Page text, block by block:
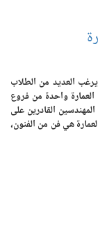
العديد من الطلاب
واحدة من فروع
القادرين على
هي فن من الفنون،